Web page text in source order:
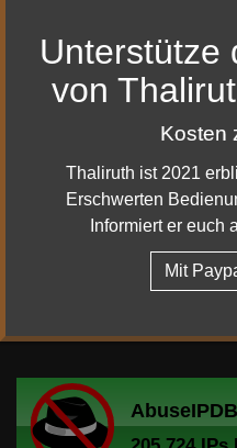
Namen wurden
Charakternachnamen
Bekannte Probleme:
Scharmützel-Raids:
Abschluss einer
erfordern, erscheinen
jedoch nicht geöffnet
Frühlingsfest
zeigt ungewöhnliche
Unterstütze
von
Kosten
Thaliruth ist 2021
Erschwerten
Informiert er euch
Mit